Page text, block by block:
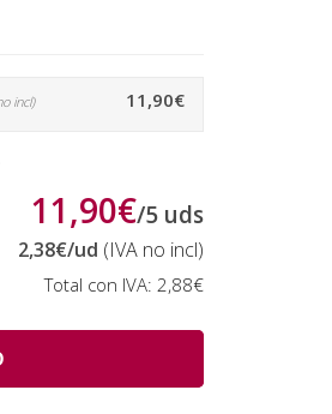
11,90€
incl)
11,90€/5 uds
2,38€/ud (IVA no incl)
Total con IVA: 2,88€